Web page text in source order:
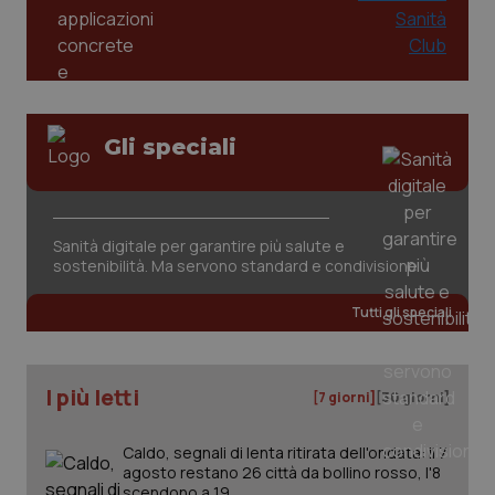
Gli speciali
Sanità digitale per garantire più salute e
sostenibilità. Ma servono standard e condivisione
Tutti gli speciali
I più letti [7 giorni] [30 giorni]
Caldo, segnali di lenta ritirata dell'ondata: il 7
agosto restano 26 città da bollino rosso, l'8
CookieScriptConsent
CookieScript
www.quotidianosanita.it
5
tracking-sites-ironfish-
tracking-enable
www.quotidianosanita.it